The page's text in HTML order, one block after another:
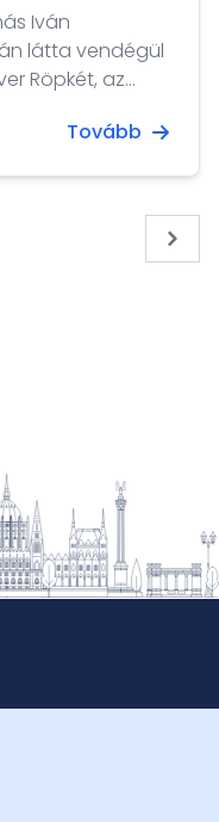
Iván
látta vendégül
Röpkét, az
Ausztria
Tovább
Next